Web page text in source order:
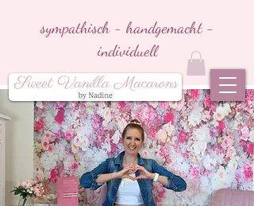
sympathisch - handgemacht -
individuell